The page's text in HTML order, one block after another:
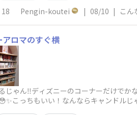
18 Pengin-koutei | 08/10 | こん
アロマのすぐ横
じゃん‼️ディズニーのコーナーだけで
こっちもいい！なんならキャンドル